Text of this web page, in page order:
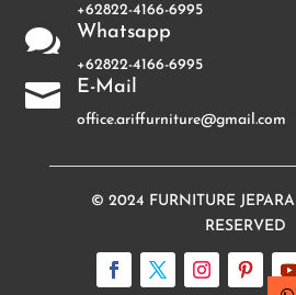
+62822-4166-6995
 Whatsapp
+62822-4166-6995
 E-Mail
office.ariffurniture@gmail.com
© 2024 FURNITURE JEPARA
RESERVED